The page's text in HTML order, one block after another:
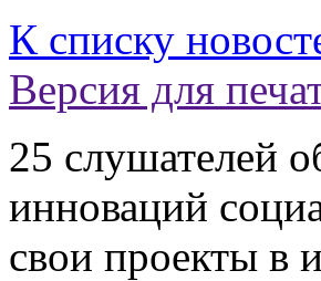
К списку
Версия для
25 слушателей
инноваций
свои проекты в